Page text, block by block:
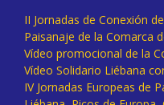
II Jornadas de Conexión
Paisanaje de la Comarca
Vídeo promocional de la
Vídeo Solidario Liébana
IV Jornadas Europeas de